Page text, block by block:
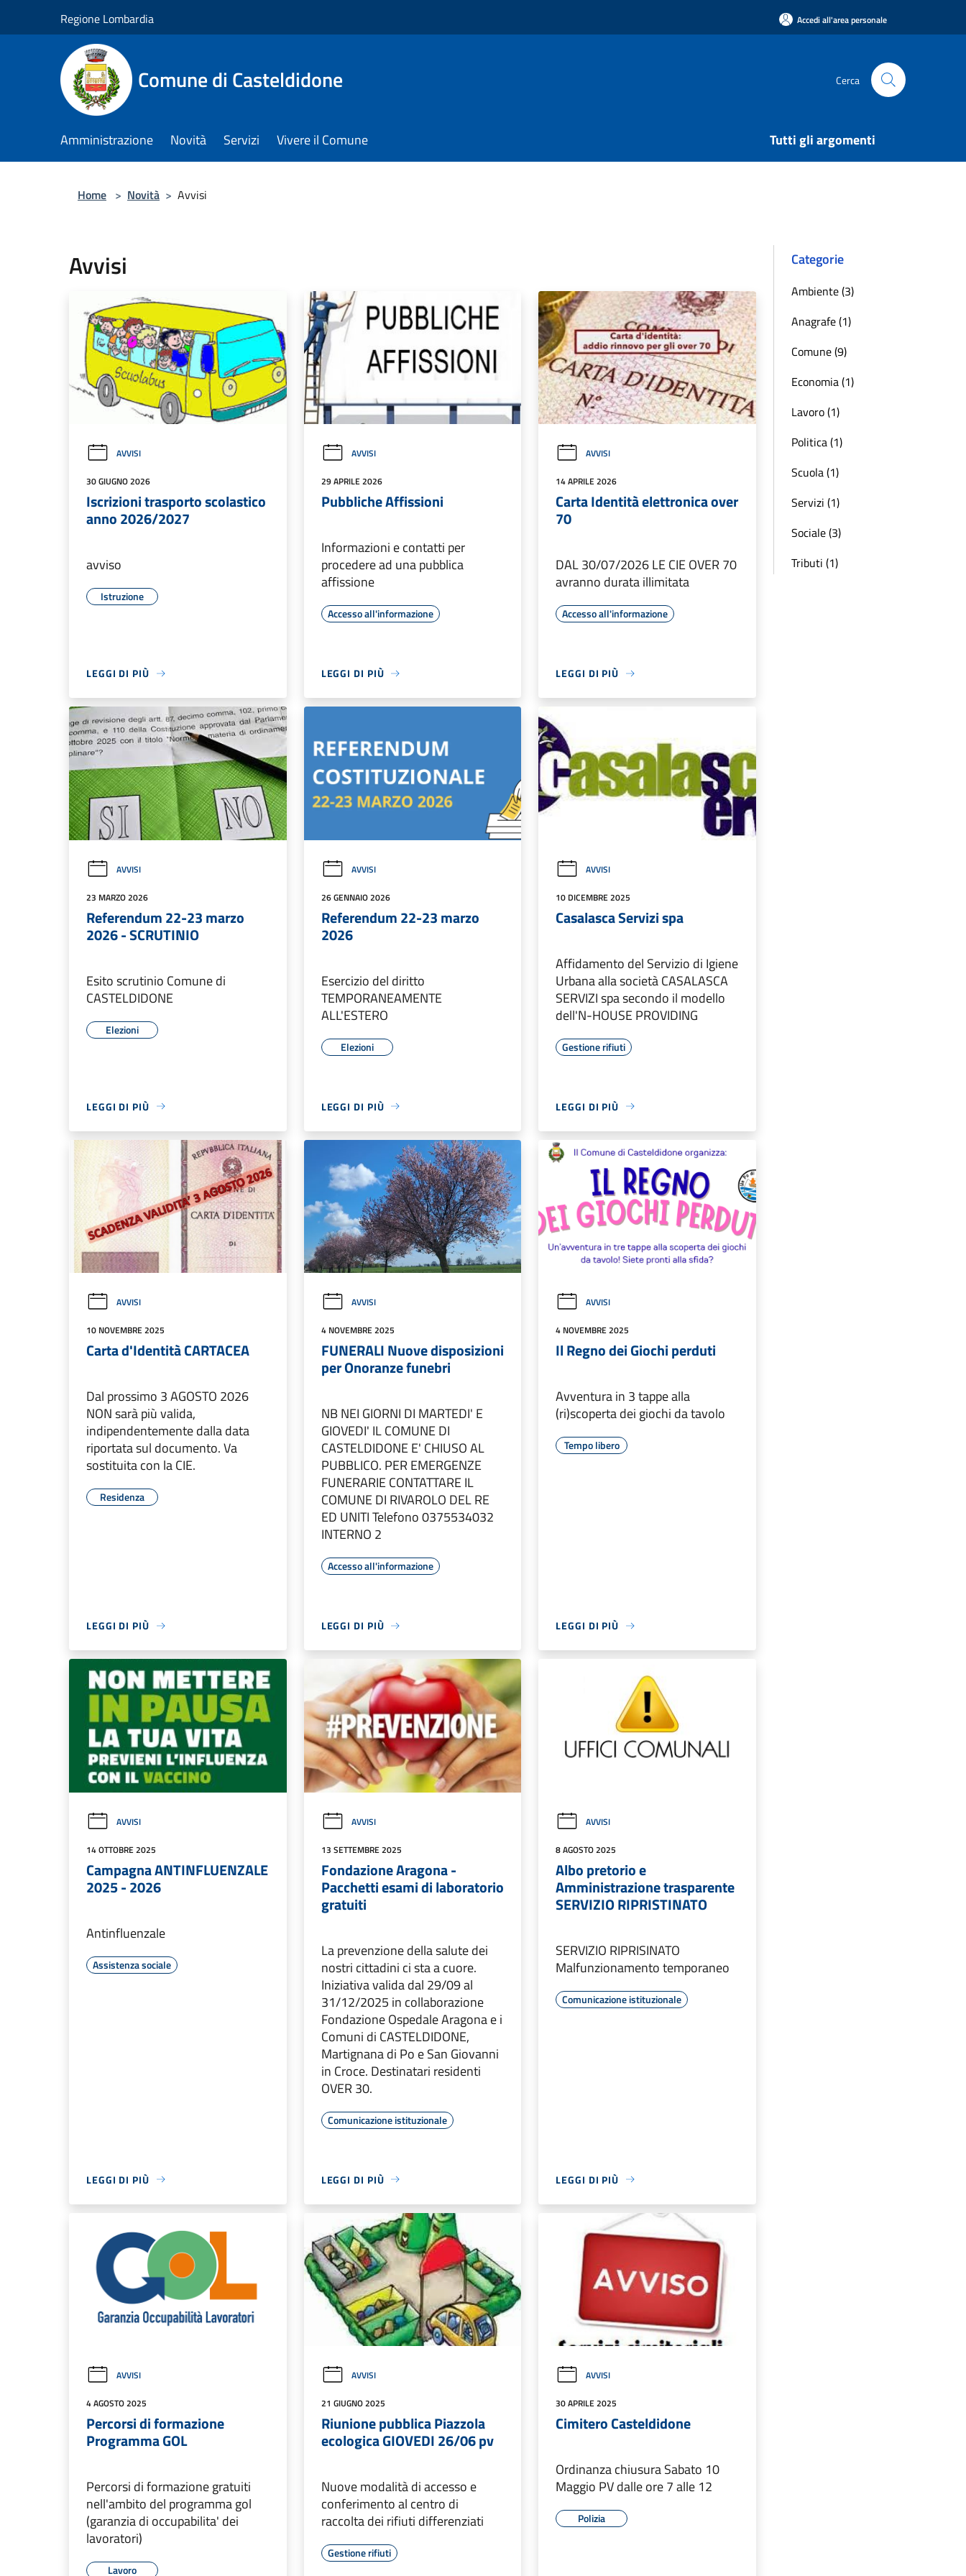
Regione Lombardia Accedi all'area personale
Comune di Casteldidone Cerca
Amministrazione Novità Servizi Vivere il Comune Tutti gli argomenti
Home > Novità > Avvisi
Avvisi
AVVISI
30 GIUGNO 2026
Iscrizioni trasporto scolastico
anno 2026/2027
avviso
Istruzione
LEGGI DI PIÙ
AVVISI
29 APRILE 2026
Pubbliche Affissioni
Informazioni e contatti per
procedere ad una pubblica
affissione
Accesso all'informazione
LEGGI DI PIÙ
AVVISI
14 APRILE 2026
Carta Identità elettronica over
70
DAL 30/07/2026 LE CIE OVER 70
avranno durata illimitata
Accesso all'informazione
LEGGI DI PIÙ
AVVISI
23 MARZO 2026
Referendum 22-23 marzo
2026 - SCRUTINIO
Esito scrutinio Comune di
CASTELDIDONE
Elezioni
LEGGI DI PIÙ
AVVISI
26 GENNAIO 2026
Referendum 22-23 marzo
2026
Esercizio del diritto
TEMPORANEAMENTE
ALL'ESTERO
Elezioni
LEGGI DI PIÙ
AVVISI
10 DICEMBRE 2025
Casalasca Servizi spa
Affidamento del Servizio di Igiene
Urbana alla società CASALASCA
SERVIZI spa secondo il modello
dell'N-HOUSE PROVIDING
Gestione rifiuti
LEGGI DI PIÙ
AVVISI
10 NOVEMBRE 2025
Carta d'Identità CARTACEA
Dal prossimo 3 AGOSTO 2026
NON sarà più valida,
indipendentemente dalla data
riportata sul documento. Va
sostituita con la CIE.
Residenza
LEGGI DI PIÙ
AVVISI
4 NOVEMBRE 2025
FUNERALI Nuove disposizioni
per Onoranze funebri
NB NEI GIORNI DI MARTEDI' E
GIOVEDI' IL COMUNE DI
CASTELDIDONE E' CHIUSO AL
PUBBLICO. PER EMERGENZE
FUNERARIE CONTATTARE IL
COMUNE DI RIVAROLO DEL RE
ED UNITI Telefono 0375534032
INTERNO 2
Accesso all'informazione
LEGGI DI PIÙ
AVVISI
4 NOVEMBRE 2025
Il Regno dei Giochi perduti
Avventura in 3 tappe alla
(ri)scoperta dei giochi da tavolo
Tempo libero
LEGGI DI PIÙ
AVVISI
14 OTTOBRE 2025
Campagna ANTINFLUENZALE
2025 - 2026
Antinfluenzale
Assistenza sociale
LEGGI DI PIÙ
AVVISI
13 SETTEMBRE 2025
Fondazione Aragona -
Pacchetti esami di laboratorio
gratuiti
La prevenzione della salute dei
nostri cittadini ci sta a cuore.
Iniziativa valida dal 29/09 al
31/12/2025 in collaborazione
Fondazione Ospedale Aragona e i
Comuni di CASTELDIDONE,
Martignana di Po e San Giovanni
in Croce. Destinatari residenti
OVER 30.
Comunicazione istituzionale
LEGGI DI PIÙ
AVVISI
8 AGOSTO 2025
Albo pretorio e
Amministrazione trasparente
SERVIZIO RIPRISTINATO
SERVIZIO RIPRISINATO
Malfunzionamento temporaneo
Comunicazione istituzionale
LEGGI DI PIÙ
AVVISI
4 AGOSTO 2025
Percorsi di formazione
Programma GOL
Percorsi di formazione gratuiti
nell'ambito del programma gol
(garanzia di occupabilita' dei
lavoratori)
Lavoro
AVVISI
21 GIUGNO 2025
Riunione pubblica Piazzola
ecologica GIOVEDI 26/06 pv
Nuove modalità di accesso e
conferimento al centro di
raccolta dei rifiuti differenziati
Gestione rifiuti
AVVISI
30 APRILE 2025
Cimitero Casteldidone
Ordinanza chiusura Sabato 10
Maggio PV dalle ore 7 alle 12
Polizia
Categorie
Ambiente (3)
Anagrafe (1)
Comune (9)
Economia (1)
Lavoro (1)
Politica (1)
Scuola (1)
Servizi (1)
Sociale (3)
Tributi (1)